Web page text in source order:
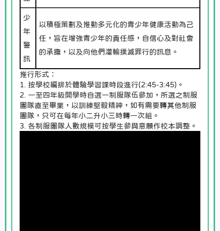
少
年
警
訊
以積極策劃及推動多元化的青少年健康活動為己
任，旨在增強青少年的責任感，自信心及對社會
的承擔，以及向他們灌輸撲滅罪行的訊息。
推行形式：
1. 按學校編排於體驗學習課時段進行(2:45-3:45)。
2. 一至四年級開學時自選一制服隊伍參加，所選之制服
團隊直至畢業，以訓練堅毅精神，如有需要轉其他制服
團隊，只可在每年小二升小三時轉一次組。
3. 各制服團隊人數規模可按學生參與意願作校本調整。